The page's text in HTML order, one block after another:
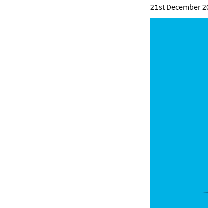
21st December